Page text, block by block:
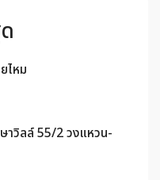
ไหม
าวิลล์ 55/2 วงแหวน-